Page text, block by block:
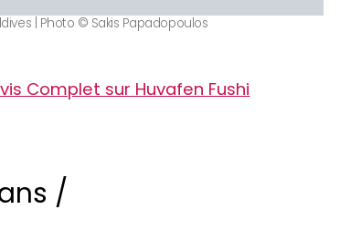
| Photo © Sakis Papadopoulos
Complet sur Huvafen Fushi
/